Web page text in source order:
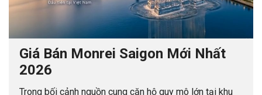
Giá Bán Monrei Saigon Mới Nhất
2026
Trong bối cảnh nguồn cung căn hộ quy mô lớn tại khu